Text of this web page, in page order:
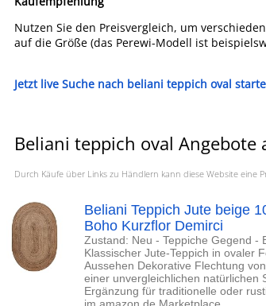
Nutzen Sie den Preisvergleich, um
auf die Größe (das Perewi-Modell ist
Jetzt live Suche nach beliani teppich oval
Beliani teppich oval
Durch Käufe über Links zu Händlern kann diese Website eine
Beliani Teppich Jute beige
Boho Kurzflor Demirci
Zustand: Neu - Teppiche Gegend -
Klassischer Jute-Teppich in ovaler
Aussehen Dekorative Flechtung
einer unvergleichlichen natürlichen
Ergänzung für traditionelle oder